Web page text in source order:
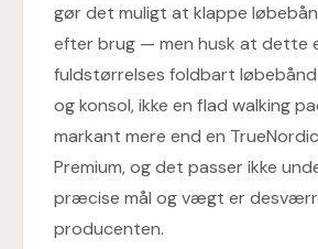
gør det muligt at klappe
efter brug — men husk at dette
fuldstørrelses foldbart
og konsol, ikke en flad walking
markant mere end en
Premium, og det passer ikke
præcise mål og vægt er
producenten.